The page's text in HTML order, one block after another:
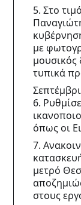
5. Στο
με
μουσικός
τυπικά
6.
όπως οι
7.
μετρό
στους